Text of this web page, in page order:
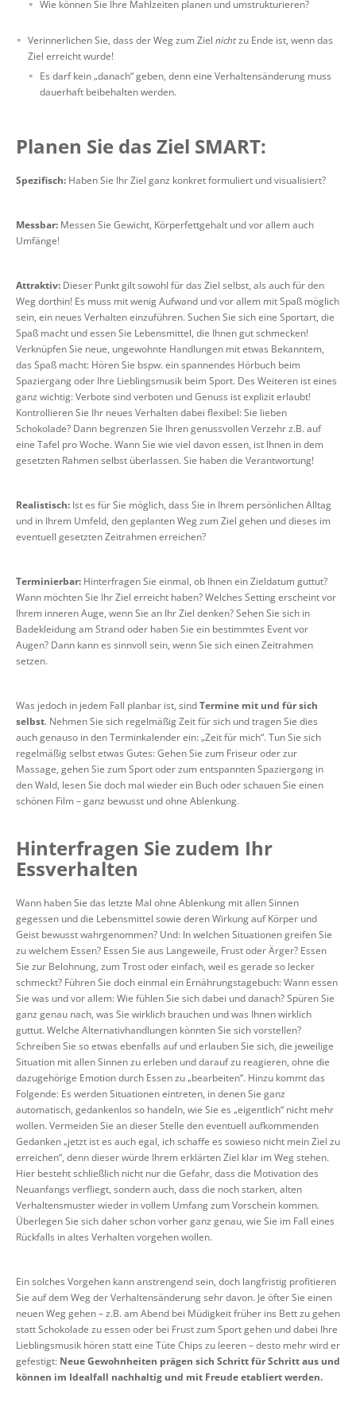
Wie können Sie Ihre Mahlzeiten planen und umstrukturieren?
Verinnerlichen Sie, dass der Weg zum Ziel nichtzu Ende ist, wenn das
Ziel erreicht wurde!
Es darf kein „danach“ geben, denn eine Verhaltensänderung muss
dauerhaft beibehalten werden.
Planen Sie das Ziel SMART:
Spezifisch: Haben Sie Ihr Ziel ganz konkret formuliert und visualisiert?
Messbar: Messen Sie Gewicht, Körperfettgehalt und vor allem auch
Umfänge!
Attraktiv: Dieser Punkt gilt sowohl für das Ziel selbst, als auch für den
Weg dorthin! Es muss mit wenig Aufwand und vor allem mit Spaß möglich
sein, ein neues Verhalten einzuführen. Suchen Sie sich eine Sportart, die
Spaß macht und essen Sie Lebensmittel, die Ihnen gut schmecken!
Verknüpfen Sie neue, ungewohnte Handlungen mit etwas Bekanntem,
das Spaß macht: Hören Sie bspw. ein spannendes Hörbuch beim
Spaziergang oder Ihre Lieblingsmusik beim Sport. Des Weiteren ist eines
ganz wichtig: Verbote sind verboten und Genuss ist explizit erlaubt!
Kontrollieren Sie Ihr neues Verhalten dabei flexibel: Sie lieben
Schokolade? Dann begrenzen Sie Ihren genussvollen Verzehr z.B. auf
eine Tafel pro Woche. Wann Sie wie viel davon essen, ist Ihnen in dem
gesetzten Rahmen selbst überlassen. Sie haben die Verantwortung!
Realistisch: Ist es für Sie möglich, dass Sie in Ihrem persönlichen Alltag
und in Ihrem Umfeld, den geplanten Weg zum Ziel gehen und dieses im
eventuell gesetzten Zeitrahmen erreichen?
Terminierbar: Hinterfragen Sie einmal, ob Ihnen ein Zieldatum guttut?
Wann möchten Sie Ihr Ziel erreicht haben? Welches Setting erscheint vor
Ihrem inneren Auge, wenn Sie an Ihr Ziel denken? Sehen Sie sich in
Badekleidung am Strand oder haben Sie ein bestimmtes Event vor
Augen? Dann kann es sinnvoll sein, wenn Sie sich einen Zeitrahmen
setzen.
Was jedoch in jedem Fall planbar ist, sindTermine mit und für sich
selbst. Nehmen Sie sich regelmäßig Zeit für sich und tragen Sie dies
auch genauso in den Terminkalender ein: „Zeit für mich“. Tun Sie sich
regelmäßig selbst etwas Gutes: Gehen Sie zum Friseur oder zur
Massage, gehen Sie zum Sport oder zum entspannten Spaziergang in
den Wald, lesen Sie doch mal wieder ein Buch oder schauen Sie einen
schönen Film – ganz bewusst und ohne Ablenkung.
Hinterfragen Sie zudem Ihr
Essverhalten
Wann haben Sie das letzte Mal ohne Ablenkung mit allen Sinnen
gegessen und die Lebensmittel sowie deren Wirkung auf Körper und
Geist bewusst wahrgenommen? Und: In welchen Situationen greifen Sie
zu welchem Essen? Essen Sie aus Langeweile, Frust oder Ärger? Essen
Sie zur Belohnung, zum Trost oder einfach, weil es gerade so lecker
schmeckt? Führen Sie doch einmal ein Ernährungstagebuch: Wann essen
Sie was und vor allem: Wie fühlen Sie sich dabei und danach? Spüren Sie
ganz genau nach, was Sie wirklich brauchen und was Ihnen wirklich
guttut. Welche Alternativhandlungen könnten Sie sich vorstellen?
Schreiben Sie so etwas ebenfalls auf und erlauben Sie sich, die jeweilige
Situation mit allen Sinnen zu erleben und darauf zu reagieren, ohne die
dazugehörige Emotion durch Essen zu „bearbeiten“. Hinzu kommt das
Folgende: Es werden Situationen eintreten, in denen Sie ganz
automatisch, gedankenlos so handeln, wie Sie es „eigentlich“ nicht mehr
wollen. Vermeiden Sie an dieser Stelle den eventuell aufkommenden
Gedanken „jetzt ist es auch egal, ich schaffe es sowieso nicht mein Ziel zu
erreichen“, denn dieser würde Ihrem erklärten Ziel klar im Weg stehen.
Hier besteht schließlich nicht nur die Gefahr, dass die Motivation des
Neuanfangs verfliegt, sondern auch, dass die noch starken, alten
Verhaltensmuster wieder in vollem Umfang zum Vorschein kommen.
Überlegen Sie sich daher schon vorher ganz genau, wie Sie im Fall eines
Rückfalls in altes Verhalten vorgehen wollen.
Ein solches Vorgehen kann anstrengend sein, doch langfristig profitieren
Sie auf dem Weg der Verhaltensänderung sehr davon. Je öfter Sie einen
neuen Weg gehen – z.B. am Abend bei Müdigkeit früher ins Bett zu gehen
statt Schokolade zu essen oder bei Frust zum Sport gehen und dabei Ihre
Lieblingsmusik hören statt eine Tüte Chips zu leeren – desto mehr wird er
gefestigt: Neue Gewohnheiten prägen sich Schritt für Schritt aus und
können im Idealfall nachhaltig und mit Freude etabliert werden.